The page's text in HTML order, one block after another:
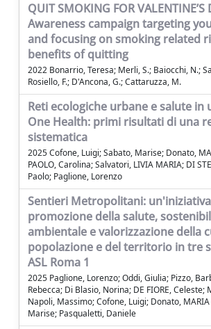
QUIT SMOKING FOR VALENTINE’S
Awareness campaign targeting
and focusing on smoking related
benefits of quitting
2022 Bonarrio, Teresa; Merli, S.; Baiocchi, N.;
Rosiello, F.; D'Ancona, G.; Cattaruzza, M.
Reti ecologiche urbane e salute in
One Health: primi risultati di una
sistematica
2025 Cofone, Luigi; Sabato, Marise; Donato,
PAOLO, Carolina; Salvatori, LIVIA MARIA; DI
Paolo; Paglione, Lorenzo
Sentieri Metropolitani:
promozione della salute,
ambientale e valorizzazione della
popolazione e del territorio in tre
ASL Roma 1
2025 Paglione, Lorenzo; Oddi, Giulia; Pizzo,
Rebecca; Di Blasio, Norina; DE FIORE,
Napoli, Massimo; Cofone, Luigi; Donato, MARIA
Marise; Pasqualetti, Daniele